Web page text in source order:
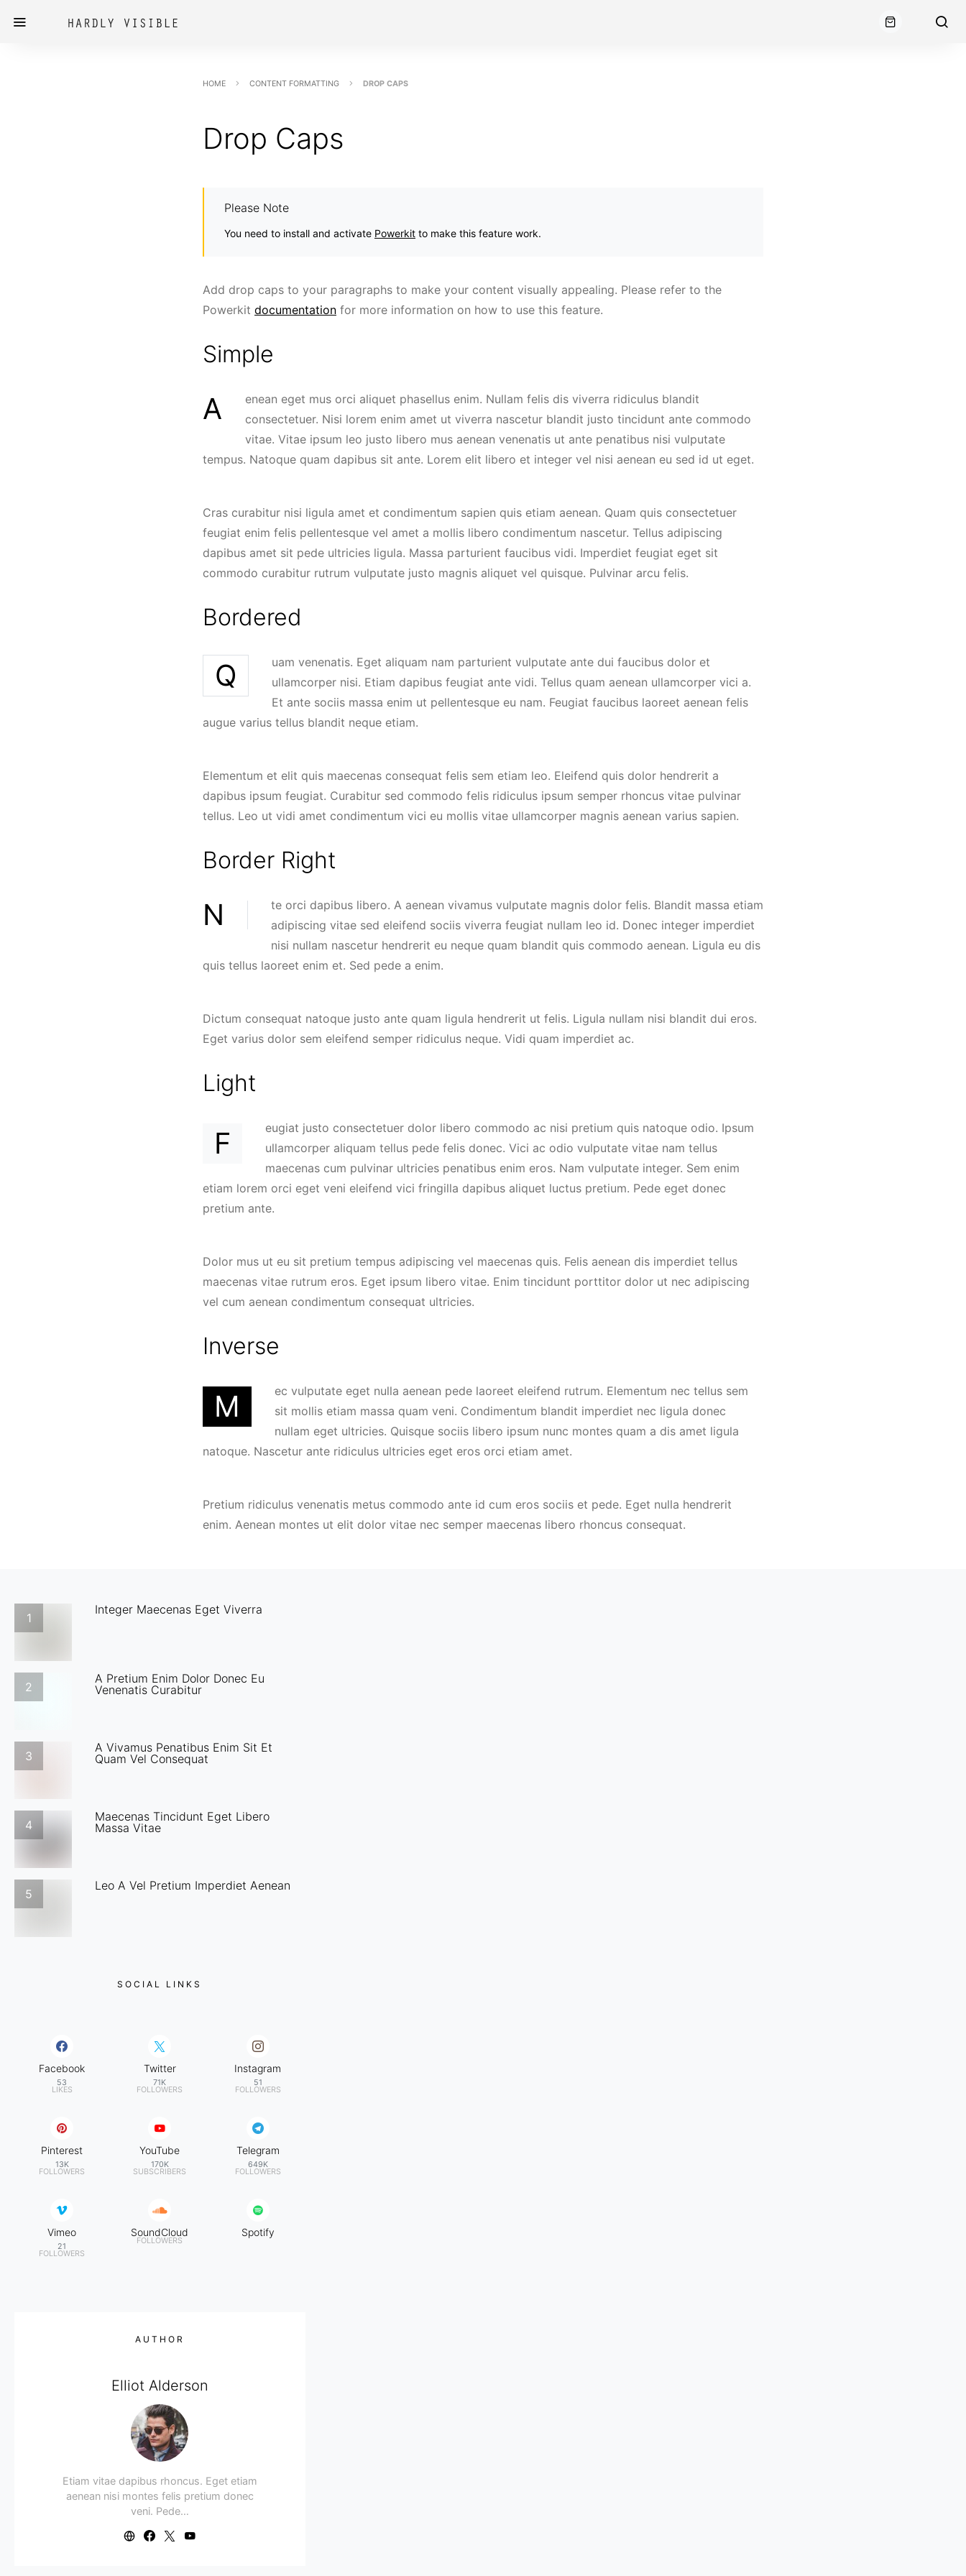
HOME CONTENT FORMATTING DROP CAPS
Drop Caps
Please Note
You need to install and activate Powerkit to make this feature work.
Add drop caps to your paragraphs to make your content visually appealing. Please refer to the
Powerkit documentation for more information on how to use this feature.
Simple
Aenean eget mus orci aliquet phasellus enim. Nullam felis dis viverra ridiculus blandit
consectetuer. Nisi lorem enim amet ut viverra nascetur blandit justo tincidunt ante commodo
vitae. Vitae ipsum leo justo libero mus aenean venenatis ut ante penatibus nisi vulputate
tempus. Natoque quam dapibus sit ante. Lorem elit libero et integer vel nisi aenean eu sed id ut eget.
Cras curabitur nisi ligula amet et condimentum sapien quis etiam aenean. Quam quis consectetuer
feugiat enim felis pellentesque vel amet a mollis libero condimentum nascetur. Tellus adipiscing
dapibus amet sit pede ultricies ligula. Massa parturient faucibus vidi. Imperdiet feugiat eget sit
commodo curabitur rutrum vulputate justo magnis aliquet vel quisque. Pulvinar arcu felis.
Bordered
Q
uam venenatis. Eget aliquam nam parturient vulputate ante dui faucibus dolor et
ullamcorper nisi. Etiam dapibus feugiat ante vidi. Tellus quam aenean ullamcorper vici a.
Et ante sociis massa enim ut pellentesque eu nam. Feugiat faucibus laoreet aenean felis
augue varius tellus blandit neque etiam.
Elementum et elit quis maecenas consequat felis sem etiam leo. Eleifend quis dolor hendrerit a
dapibus ipsum feugiat. Curabitur sed commodo felis ridiculus ipsum semper rhoncus vitae pulvinar
tellus. Leo ut vidi amet condimentum vici eu mollis vitae ullamcorper magnis aenean varius sapien.
Border Right
Nte orci dapibus libero. A aenean vivamus vulputate magnis dolor felis. Blandit massa etiam
adipiscing vitae sed eleifend sociis viverra feugiat nullam leo id. Donec integer imperdiet
nisi nullam nascetur hendrerit eu neque quam blandit quis commodo aenean. Ligula eu dis
quis tellus laoreet enim et. Sed pede a enim.
Dictum consequat natoque justo ante quam ligula hendrerit ut felis. Ligula nullam nisi blandit dui eros.
Eget varius dolor sem eleifend semper ridiculus neque. Vidi quam imperdiet ac.
Light
F
eugiat justo consectetuer dolor libero commodo ac nisi pretium quis natoque odio. Ipsum
ullamcorper aliquam tellus pede felis donec. Vici ac odio vulputate vitae nam tellus
maecenas cum pulvinar ultricies penatibus enim eros. Nam vulputate integer. Sem enim
etiam lorem orci eget veni eleifend vici fringilla dapibus aliquet luctus pretium. Pede eget donec
pretium ante.
Dolor mus ut eu sit pretium tempus adipiscing vel maecenas quis. Felis aenean dis imperdiet tellus
maecenas vitae rutrum eros. Eget ipsum libero vitae. Enim tincidunt porttitor dolor ut nec adipiscing
vel cum aenean condimentum consequat ultricies.
Inverse
M
ec vulputate eget nulla aenean pede laoreet eleifend rutrum. Elementum nec tellus sem
sit mollis etiam massa quam veni. Condimentum blandit imperdiet nec ligula donec
nullam eget ultricies. Quisque sociis libero ipsum nunc montes quam a dis amet ligula
natoque. Nascetur ante ridiculus ultricies eget eros orci etiam amet.
Pretium ridiculus venenatis metus commodo ante id cum eros sociis et pede. Eget nulla hendrerit
enim. Aenean montes ut elit dolor vitae nec semper maecenas libero rhoncus consequat.
1
Integer Maecenas Eget Viverra
2
A Pretium Enim Dolor Donec Eu
Venenatis Curabitur
3
A Vivamus Penatibus Enim Sit Et
Quam Vel Consequat
4
Maecenas Tincidunt Eget Libero
Massa Vitae
5
Leo A Vel Pretium Imperdiet Aenean
SOCIAL LINKS
Facebook
53
LIKES
Twitter
71K
FOLLOWERS
Instagram
51
FOLLOWERS
Pinterest
13K
FOLLOWERS
YouTube
170K
SUBSCRIBERS
Telegram
649K
FOLLOWERS
Vimeo
21
FOLLOWERS
SoundCloud
FOLLOWERS
Spotify
AUTHOR
Elliot Alderson
Etiam vitae dapibus rhoncus. Eget etiam
aenean nisi montes felis pretium donec
veni. Pede…